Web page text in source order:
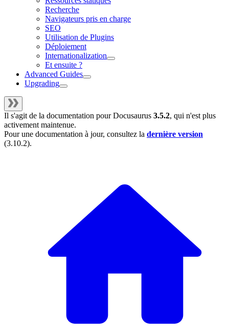
Recherche
Navigateurs pris en charge
SEO
Utilisation de Plugins
Déploiement
Internationalization
Et ensuite ?
Advanced Guides
Upgrading
Il s'agit de la documentation pourDocusaurus 3.5.2, qui n'est plus
activement maintenue.
Pour une documentation à jour, consultez la dernière version
(3.10.2).